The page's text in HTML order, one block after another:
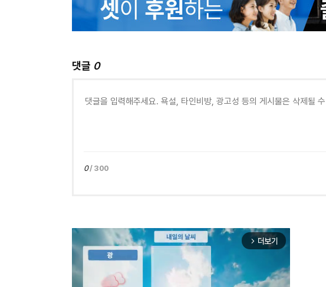
댓글 0
0/ 300
arrow_forward_ios 더보기